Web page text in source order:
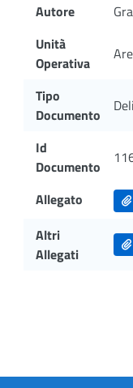
Autore
Unità
Operativa
Tipo
Documento
Id
Documento
Allegato
Altri
Allegati